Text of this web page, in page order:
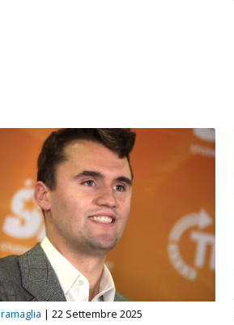
| 22 Settembre 2025